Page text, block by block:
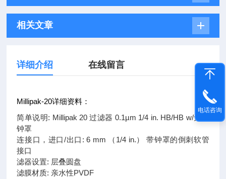
相关文章
详细介绍 在线留言
Millipak-20详细资料：
简单说明: Millipak 20 过滤器 0.1µm 1/4 in. HB/HB w/无菌
钟罩
连接口，进口/出口: 6 mm （1/4 in.） 带钟罩的倒刺软管
接口
滤器设置: 层叠圆盘
滤膜材质: 亲水性PVDF
电话咨询